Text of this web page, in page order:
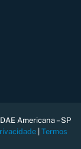
Americana – SP
| Termos